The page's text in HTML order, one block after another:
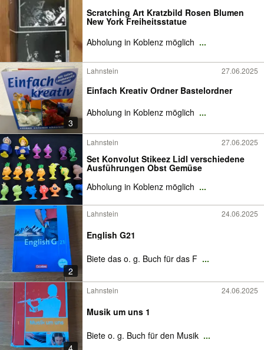
Scratching Art Kratzbild Rosen Blumen
New York Freiheitsstatue
Abholung in Koblenz möglich ...
3
Lahnstein 27.06.2025
Einfach Kreativ Ordner Bastelordner
Abholung in Koblenz möglich ...
Lahnstein 27.06.2025
Set Konvolut Stikeez Lidl verschiedene
Ausführungen Obst Gemüse
Abholung in Koblenz möglich ...
2
Lahnstein 24.06.2025
English G21
Biete das o. g. Buch für das F ...
Lahnstein 24.06.2025
Musik um uns 1
Biete o. g. Buch für den Musik ...